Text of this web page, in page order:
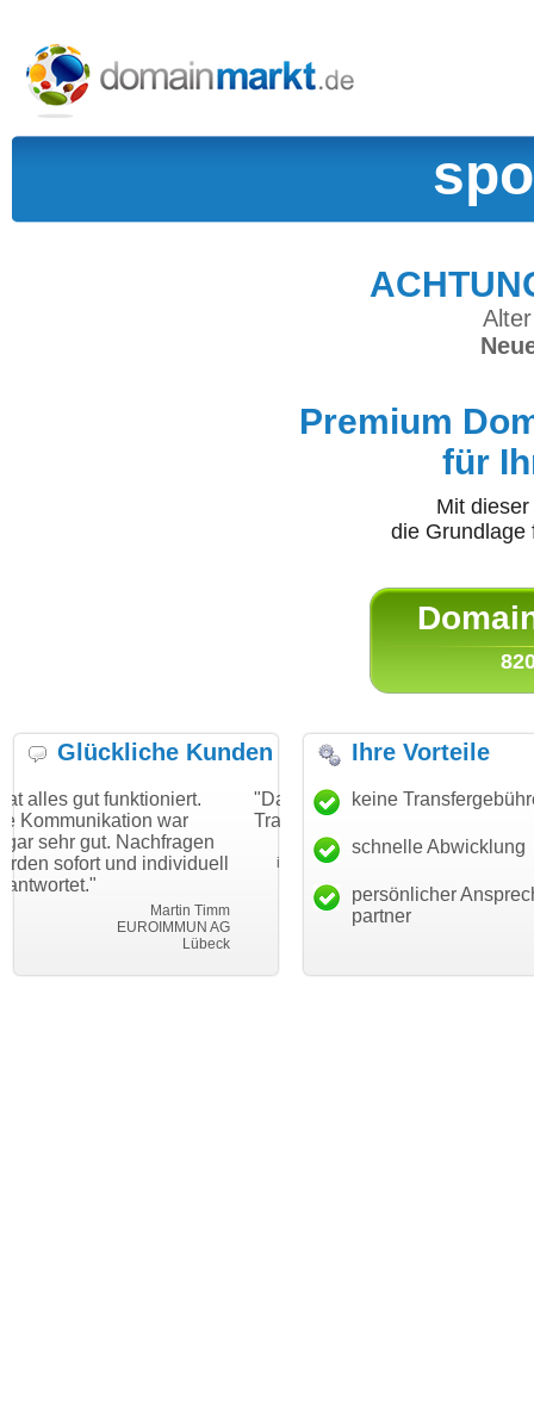
Premium
für
Mit
die
Glückliche Kunden
war
individuell
"Danke für den schnellen
Transfer und guten Service!"
Thomas Schäfer
i can eckert communication GmbH
"Ich bin
haben. Die
mein Business
Ihre Vorteile
keine
schnelle Abwicklung
persönlicher
partner